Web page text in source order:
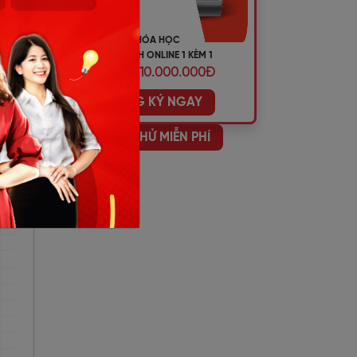
KHÓA HỌC
TIẾNG ANH ONLINE 1 KÈM 1
ƯU ĐÃI 10.000.000Đ
ĐĂNG KÝ NGAY
HỌC THỬ MIỄN PHÍ